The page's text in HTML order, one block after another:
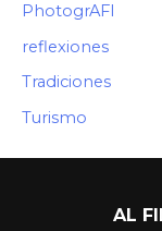
PhotogrAFI
reflexiones
Tradiciones
Turismo
AL